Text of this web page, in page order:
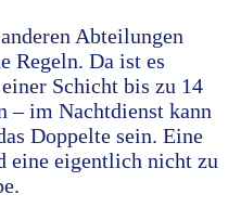
Abteilungen
Regeln. Da ist es
Schicht bis zu 14
– im Nachtdienst kann
Doppelte sein. Eine
eine eigentlich nicht zu